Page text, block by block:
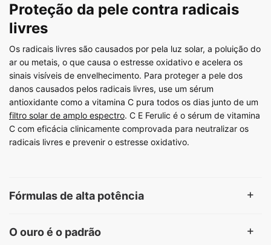
Proteção da pele contra radicais
livres
Os radicais livres são causados por pela luz solar, a poluição do
ar ou metais, o que causa o estresse oxidativo e acelera os
sinais visíveis de envelhecimento. Para proteger a pele dos
danos causados pelos radicais livres, use um sérum
antioxidante como a vitamina C pura todos os dias junto de um
filtro solar de amplo espectro. C E Ferulic é o sérum de vitamina
C com eficácia clinicamente comprovada para neutralizar os
radicais livres e prevenir o estresse oxidativo.
Fórmulas de alta potência
O ouro é o padrão